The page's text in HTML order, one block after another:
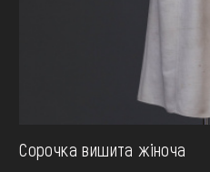
Сорочка вишита жіноча